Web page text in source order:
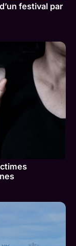
festival par